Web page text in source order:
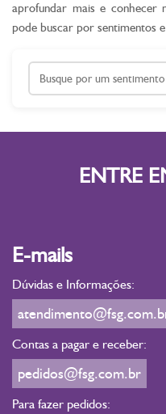
aprofundar mais e conhecer
pode buscar por sentimentos
ENTRE
E-mails
Dúvidas e Informações:
Contas a pagar e receber:
pedidos@fsg.com.br
Para fazer pedidos: